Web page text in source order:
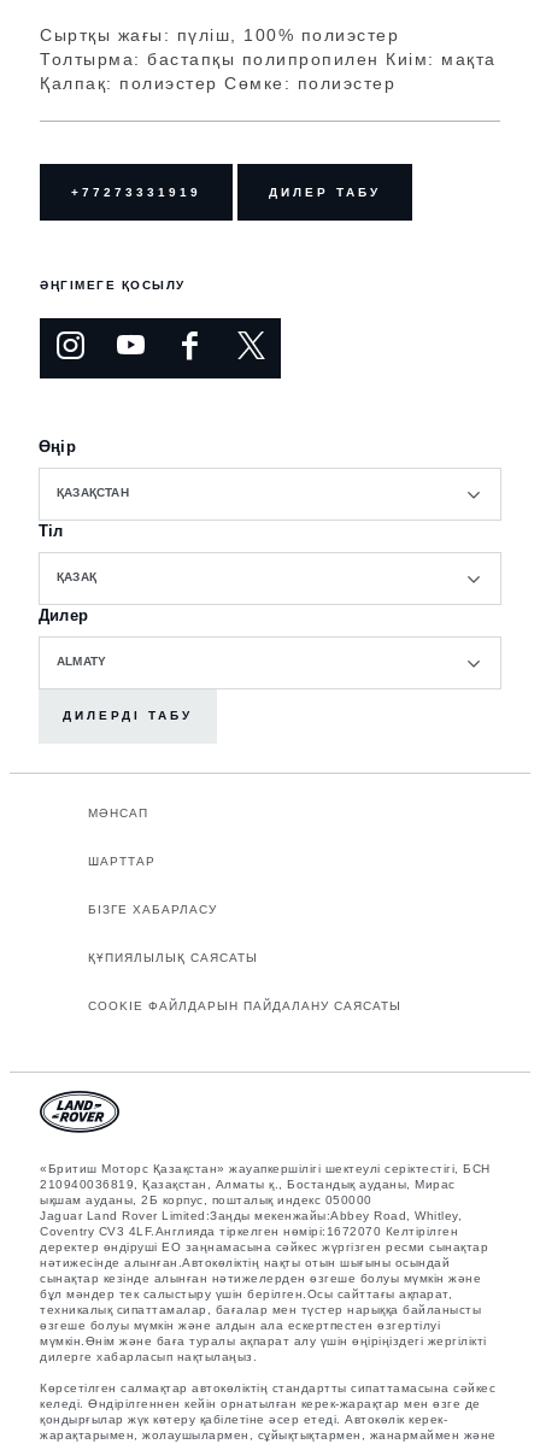
Сыртқы жағы: пүліш, 100% полиэстер
Толтырма: бастапқы полипропилен Киім: мақта
Қалпақ: полиэстер Сөмке: полиэстер
+77273331919 ДИЛЕР ТАБУ
ӘҢГІМЕГЕ ҚОСЫЛУ
Өңір
ҚАЗАҚСТАН
Тіл
ҚАЗАҚ
Дилер
ALMATY
ДИЛЕРДІ ТАБУ
МӘНСАП
ШАРТТАР
БІЗГЕ ХАБАРЛАСУ
ҚҰПИЯЛЫЛЫҚ САЯСАТЫ
COOKIE ФАЙЛДАРЫН ПАЙДАЛАНУ САЯСАТЫ
«Бритиш Моторс Қазақстан» жауапкершілігі шектеулі серіктестігі, БСН
210940036819, Қазақстан, Алматы қ., Бостандық ауданы, Мирас
ықшам ауданы, 2Б корпус, пошталық индекс 050000
Jaguar Land Rover Limited:Заңды мекенжайы:Abbey Road, Whitley,
Coventry CV3 4LF.Англияда тіркелген нөмірі:1672070 Келтірілген
деректер өндіруші ЕО заңнамасына сәйкес жүргізген ресми сынақтар
нәтижесінде алынған.Автокөліктің нақты отын шығыны осындай
сынақтар кезінде алынған нәтижелерден өзгеше болуы мүмкін және
бұл мәндер тек салыстыру үшін берілген.Осы сайттағы ақпарат,
техникалық сипаттамалар, бағалар мен түстер нарыққа байланысты
өзгеше болуы мүмкін және алдын ала ескертпестен өзгертілуі
мүмкін.Өнім және баға туралы ақпарат алу үшін өңіріңіздегі жергілікті
дилерге хабарласып нақтылаңыз.
Көрсетілген салмақтар автокөліктің стандартты сипаттамасына сәйкес
келеді. Өндірілгеннен кейін орнатылған керек-жарақтар мен өзге де
қондырғылар жүк көтеру қабілетіне әсер етеді. Автокөлік керек-
жарақтарымен, жолаушылармен, сұйықтықтармен, жанармаймен және